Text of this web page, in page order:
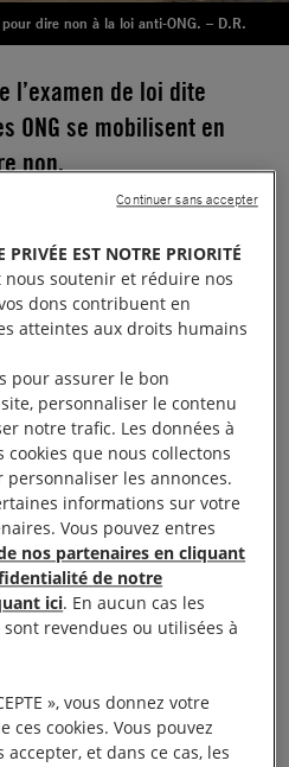
dire non à la loi anti-ONG. – D.R.
l’examen de loi dite
ONG se mobilisent en
non.
. A cette occasion, la
interpellé les
devant le parlement en leur
des milliers de
société civile hongroise
50 pays.
à agir en envoyant des
ligne et hors ligne. En
citoyens a déployé un
le parlement. Le but
à la société civile pour
droits humains.
PRIVÉE EST NOTRE PRIORITÉ
nous soutenir et réduire nos
dons contribuent en
atteintes aux droits humains
pour assurer le bon
personnaliser le contenu
notre trafic. Les données à
que nous collectons
les annonces.
informations sur votre
Vous pouvez entres
nos partenaires en cliquant
de notre
ici. En aucun cas les
revendues ou utilisées à
», vous donnez votre
cookies. Vous pouvez
et dans ce cas, les
Continuer sans accepter